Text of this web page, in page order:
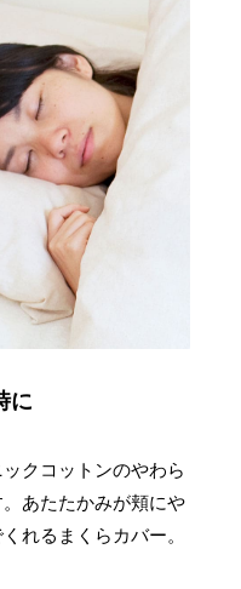
に
クコットンのやわら
あたたかみが頬にや
れるまくらカバー。